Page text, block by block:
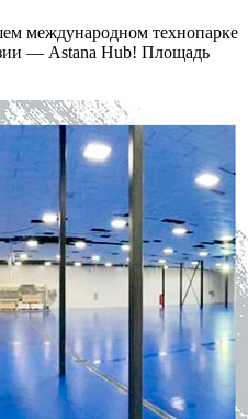
международном технопарке
— Astana Hub! Площадь